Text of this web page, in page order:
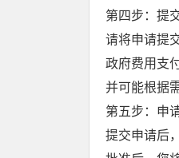
第四步：提
请将申请提
政府费用支
并可能根据
第五步：申
提交申请后